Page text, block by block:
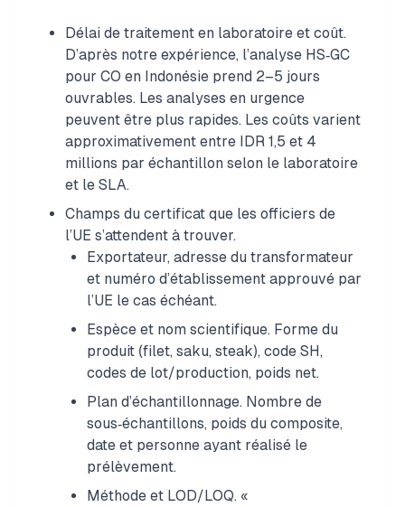
Délai de traitement en laboratoire et coût.
D’après notre expérience, l’analyse HS‑GC
pour CO en Indonésie prend 2–5 jours
ouvrables. Les analyses en urgence
peuvent être plus rapides. Les coûts varient
approximativement entre IDR 1,5 et 4
millions par échantillon selon le laboratoire
et le SLA.
Champs du certificat que les officiers de
l’UE s’attendent à trouver.
Exportateur, adresse du transformateur
et numéro d’établissement approuvé par
l’UE le cas échéant.
Espèce et nom scientifique. Forme du
produit (filet, saku, steak), code SH,
codes de lot/production, poids net.
Plan d’échantillonnage. Nombre de
sous‑échantillons, poids du composite,
date et personne ayant réalisé le
prélèvement.
Méthode et LOD/LOQ. «